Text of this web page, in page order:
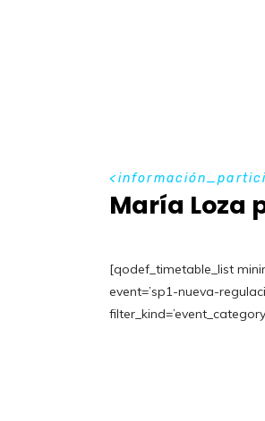
información_partic
María Loza
[qodef_timetable_list
event=’sp1-nueva-